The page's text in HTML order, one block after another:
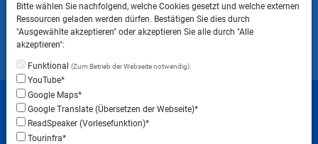
ins Landratsamt Landsberg am Lech NICHT
gestattet ist.
Startseite Sitemap
Datenschutzeinstellungen
Erklärung zur Barrierefreiheit
Bitte wählen Sie nachfolgend, welche Cookies gesetzt und welche externen
Ressourcen geladen werden dürfen. Bestätigen Sie dies durch
"Ausgewählte akzeptieren" oder akzeptieren Sie alle durch "Alle
akzeptieren":
Funktional(Zum Betrieb der Webseite notwendig)
YouTube*
Google Maps*
Google Translate (Übersetzen der Webseite)*
ReadSpeaker (Vorlesefunktion)*
Tourinfra*